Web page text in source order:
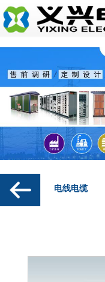
电线电缆